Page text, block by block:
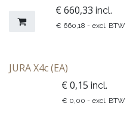
€ 660,33 incl.
€ 660,18 - excl. BTW
JURA X4c (EA)
€ 0,15 incl.
€ 0,00 - excl. BTW